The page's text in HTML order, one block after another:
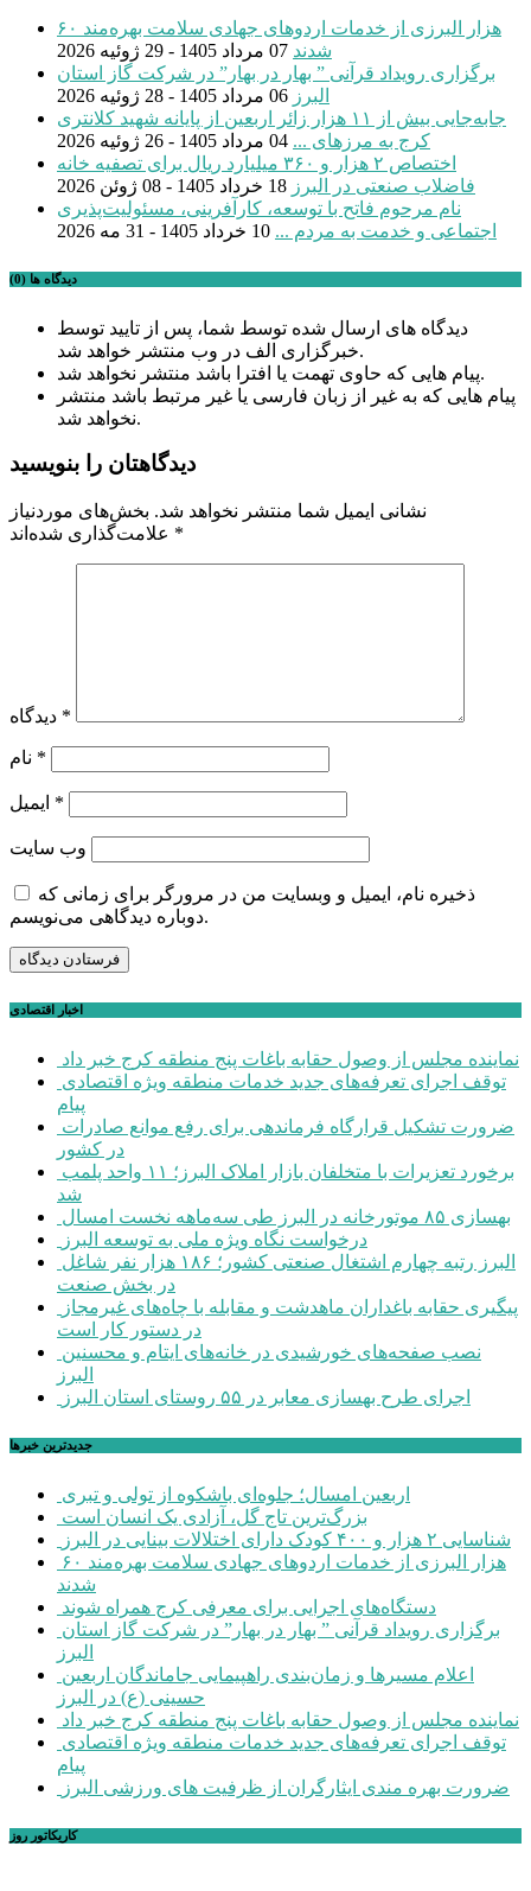
۶۰ هزار البرزی از خدمات اردوهای جهادی سلامت بهره‌مند
شدند 07 مرداد 1405 - 29 ژوئیه 2026
برگزاری رویداد قرآنی ” بهار در بهار” در شرکت گاز استان
البرز 06 مرداد 1405 - 28 ژوئیه 2026
جابه‌جایی بیش از ۱۱ هزار زائر اربعین از پایانه شهید کلانتری
کرج به مرزهای ... 04 مرداد 1405 - 26 ژوئیه 2026
اختصاص ۲ هزار و ۳۶۰ میلیارد ریال برای تصفیه خانه
فاضلاب صنعتی در البرز 18 خرداد 1405 - 08 ژوئن 2026
نام مرحوم فاتح با توسعه، کارآفرینی، مسئولیت‌پذیری
اجتماعی و خدمت به مردم ... 10 خرداد 1405 - 31 مه 2026
دیدگاه ها (0)
دیدگاه های ارسال شده توسط شما، پس از تایید توسط
خبرگزاری الف در وب منتشر خواهد شد.
پیام هایی که حاوی تهمت یا افترا باشد منتشر نخواهد شد.
پیام هایی که به غیر از زبان فارسی یا غیر مرتبط باشد منتشر
نخواهد شد.
دیدگاهتان را بنویسید
نشانی ایمیل شما منتشر نخواهد شد. بخش‌های موردنیاز
*
*
*
*
وب‌ سایت
ذخیره نام، ایمیل و وبسایت من در مرورگر برای زمانی که
دوباره دیدگاهی می‌نویسم.
اخبار اقتصادی
نماینده مجلس از وصول حقابه باغات پنج منطقه کرج خبر داد
پیام
در کشور
شد
بهسازی ۸۵ موتورخانه در البرز طی سه‌ماهه نخست امسال
درخواست نگاه ویژه ملی به توسعه البرز
در بخش صنعت
در دستور کار است
البرز
اجرای طرح بهسازی معابر در ۵۵ روستای استان البرز
جديدترين خبرها
اربعین امسال؛ جلوه‌ای باشکوه از تولی و تبری
بزرگ‌ترین تاج گل، آزادی یک انسان است
شناسایی ۲ هزار و ۴۰۰ کودک دارای اختلالات بینایی در البرز
۶۰ هزار البرزی از خدمات اردوهای جهادی سلامت بهره‌مند
شدند
دستگاه‌های اجرایی برای معرفی کرج همراه شوند
البرز
حسینی (ع) در البرز
نماینده مجلس از وصول حقابه باغات پنج منطقه کرج خبر داد
پیام
ضرورت بهره مندی ایثارگران از ظرفیت های ورزشی البرز
کاریکاتور روز